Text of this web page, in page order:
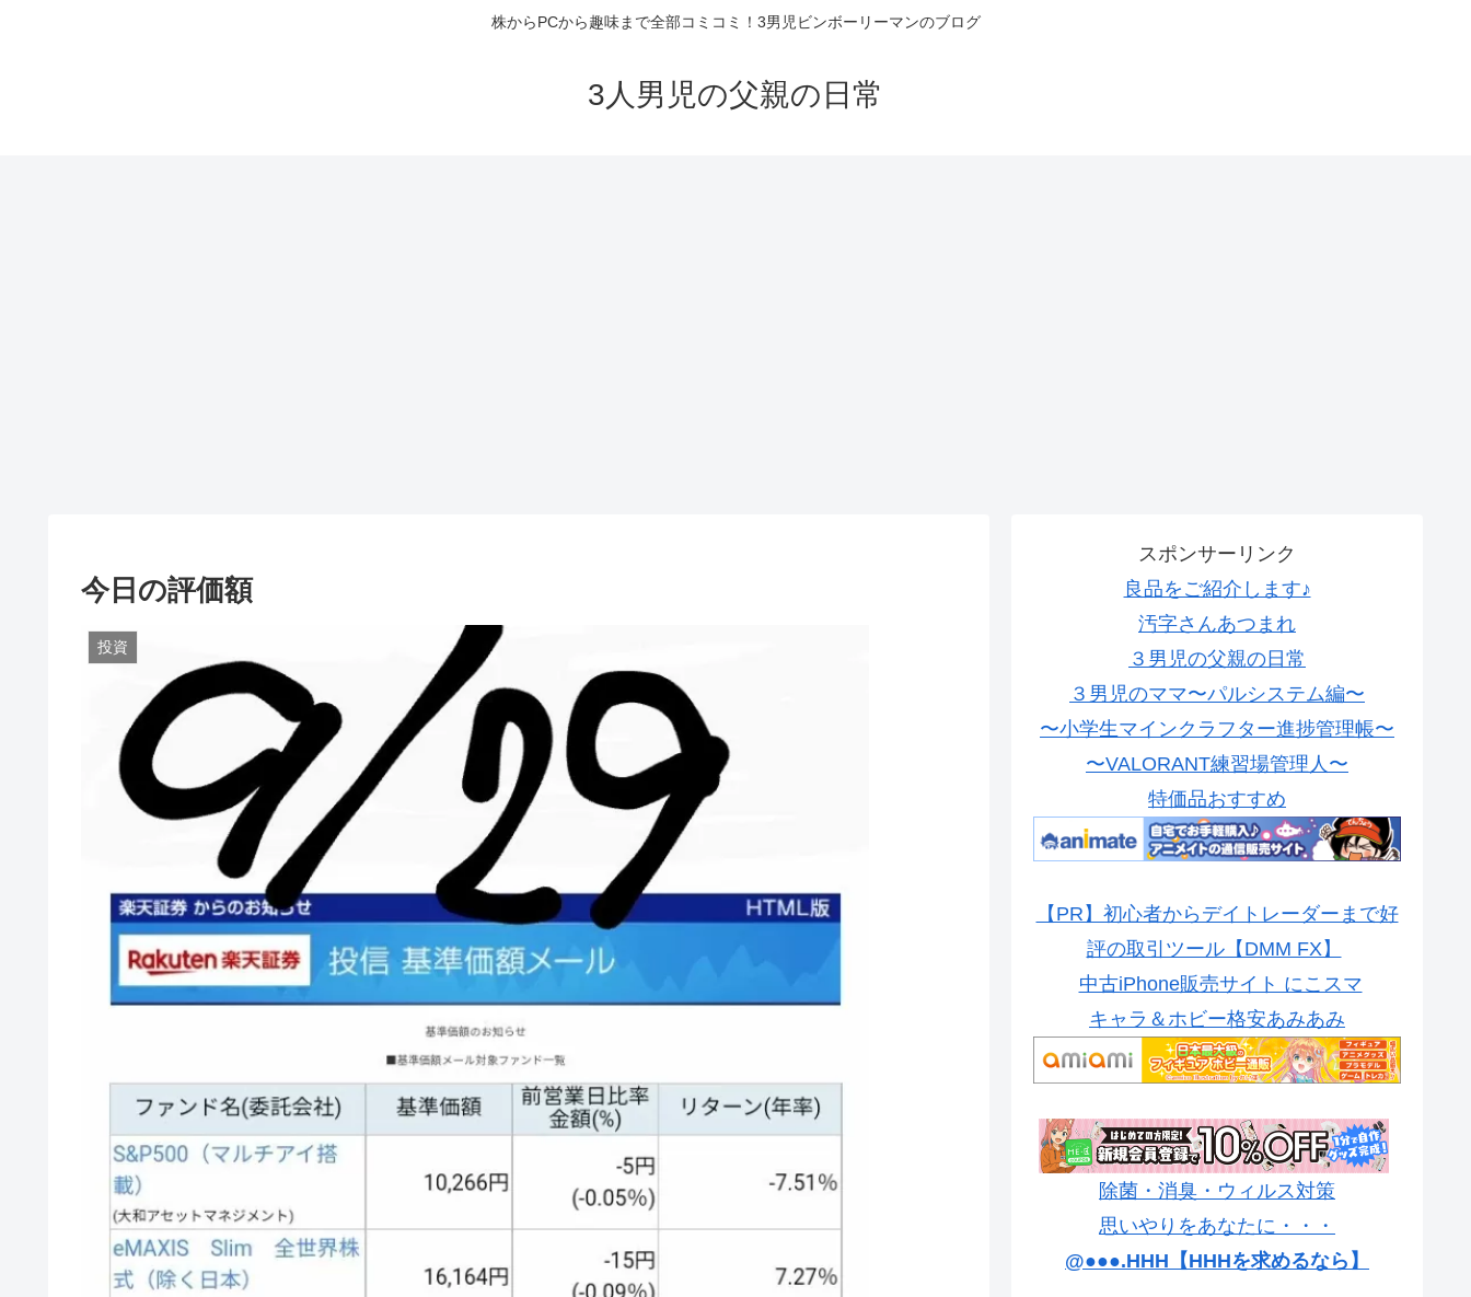
株からPCから趣味まで全部コミコミ！3男児ビンボーリーマンのブログ
3人男児の父親の日常
今日の評価額
投資
スポンサーリンク
良品をご紹介します♪
汚字さんあつまれ
３男児の父親の日常
３男児のママ〜パルシステム編〜
〜小学生マインクラフター進捗管理帳〜
〜VALORANT練習場管理人〜
特価品おすすめ
【PR】初心者からデイトレーダーまで好
評の取引ツール【DMM FX】
中古iPhone販売サイト にこスマ
キャラ＆ホビー格安あみあみ
除菌・消臭・ウィルス対策
思いやりをあなたに・・・
@●●●.HHH【HHHを求めるなら】